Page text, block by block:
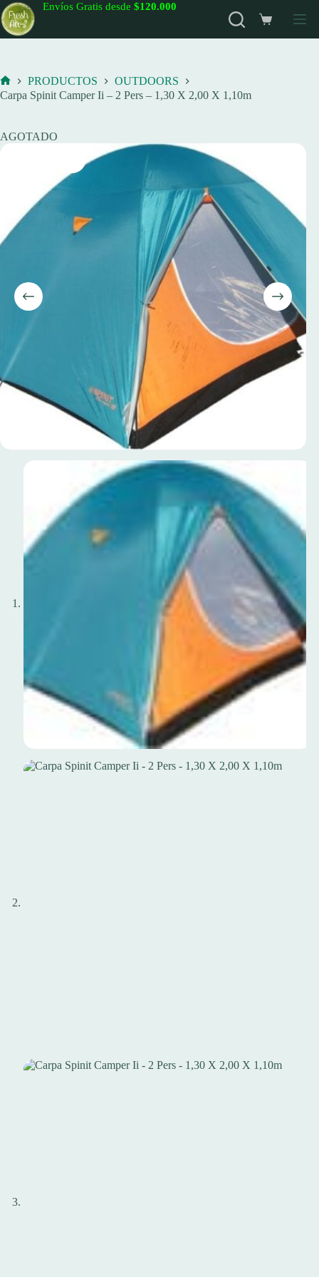
Saltar
al
contenido
Envíos Gratis desde $120.000
Carro
de
Inicio
PRODUCTOS
OUTDOORS
Carpa Spinit Camper Ii – 2 Pers – 1,30 X 2,00 X 1,10m
AGOTADO